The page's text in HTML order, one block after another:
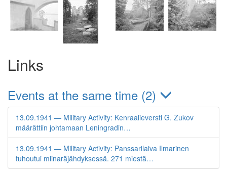
Links
Events at the same time (2)
13.09.1941 — Military Activity: Kenraalieversti G. Zukov
määrättiin johtamaan Leningradin…
13.09.1941 — Military Activity: Panssarilaiva Ilmarinen
tuhoutui miinaräjähdyksessä. 271 miestä…